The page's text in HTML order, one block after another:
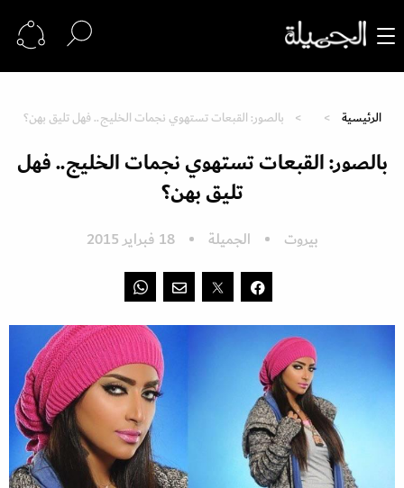
الرئيسية بالصور: القبعات تستهوي نجمات الخليج.. فهل تليق بهن؟
بالصور: القبعات تستهوي نجمات الخليج.. فهل
تليق بهن؟
بيروت الجميلة 18 فبراير 2015